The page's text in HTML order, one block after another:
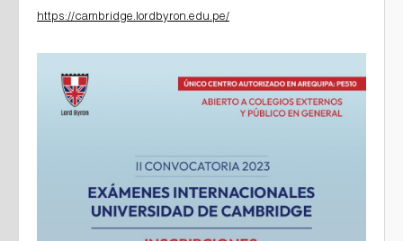
https://cambridge.lordbyron.edu.pe/